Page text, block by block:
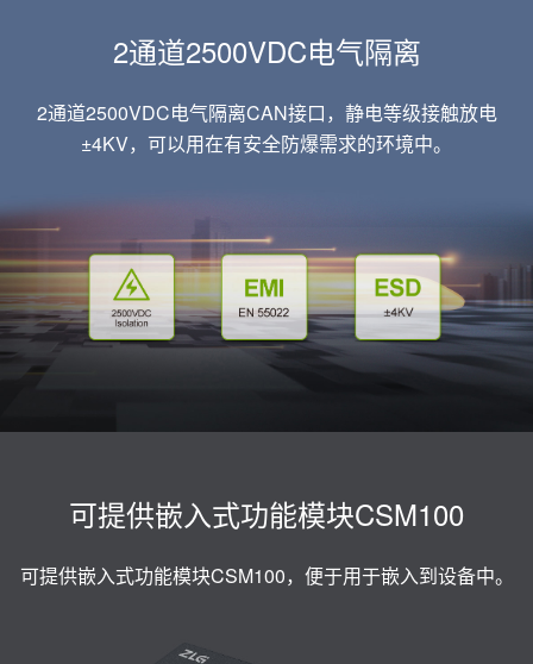
2通道2500VDC电气隔离
2通道2500VDC电气隔离CAN接口，静电等级接触放电
±4KV，可以用在有安全防爆需求的环境中。
可提供嵌入式功能模块CSM100
可提供嵌入式功能模块CSM100，便于用于嵌入到设备中。